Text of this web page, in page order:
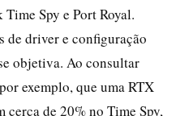
Spy e Port Royal.
de driver e configuração
objetiva. Ao consultar
exemplo, que uma RTX
cerca de 20% no Time Spy,